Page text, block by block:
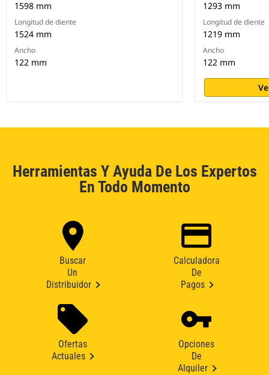
1598 mm
Longitud de diente
1524 mm
Ancho
122 mm
1293 mm
Longitud de diente
1219 mm
Ancho
122 mm
Herramientas Y Ayuda De Los Expertos
En Todo Momento
Buscar
Un
Distribuidor
Calculadora
De
Pagos
Ofertas
Actuales
Opciones
De
Alquiler